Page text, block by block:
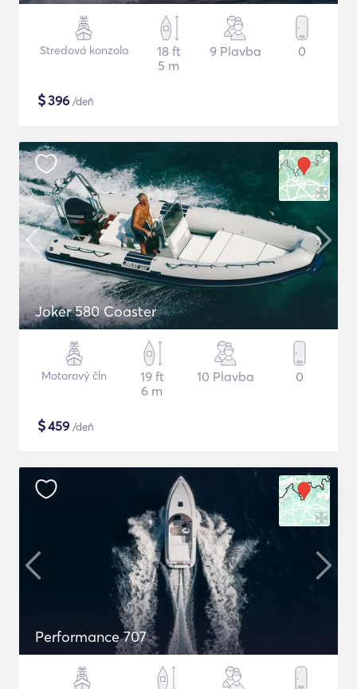
Stredová konzola
18 ft
5 m
9 Plavba 0
$396 /deň
Joker 580 Coaster
Motorový čln
19 ft
6 m
10 Plavba 0
$459 /deň
Performance 707